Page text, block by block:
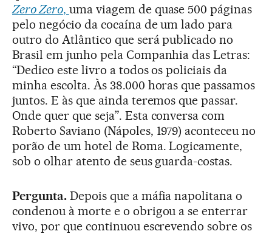
Zero Zero, uma viagem de quase 500 páginas
pelo negócio da cocaína de um lado para
outro do Atlântico que será publicado no
Brasil em junho pela Companhia das Letras:
“Dedico este livro a todos os policiais da
minha escolta. Às 38.000 horas que passamos
juntos. E às que ainda teremos que passar.
Onde quer que seja”. Esta conversa com
Roberto Saviano (Nápoles, 1979) aconteceu no
porão de um hotel de Roma. Logicamente,
sob o olhar atento de seus guarda-costas.
Pergunta. Depois que a máfia napolitana o
condenou à morte e o obrigou a se enterrar
vivo, por que continuou escrevendo sobre os